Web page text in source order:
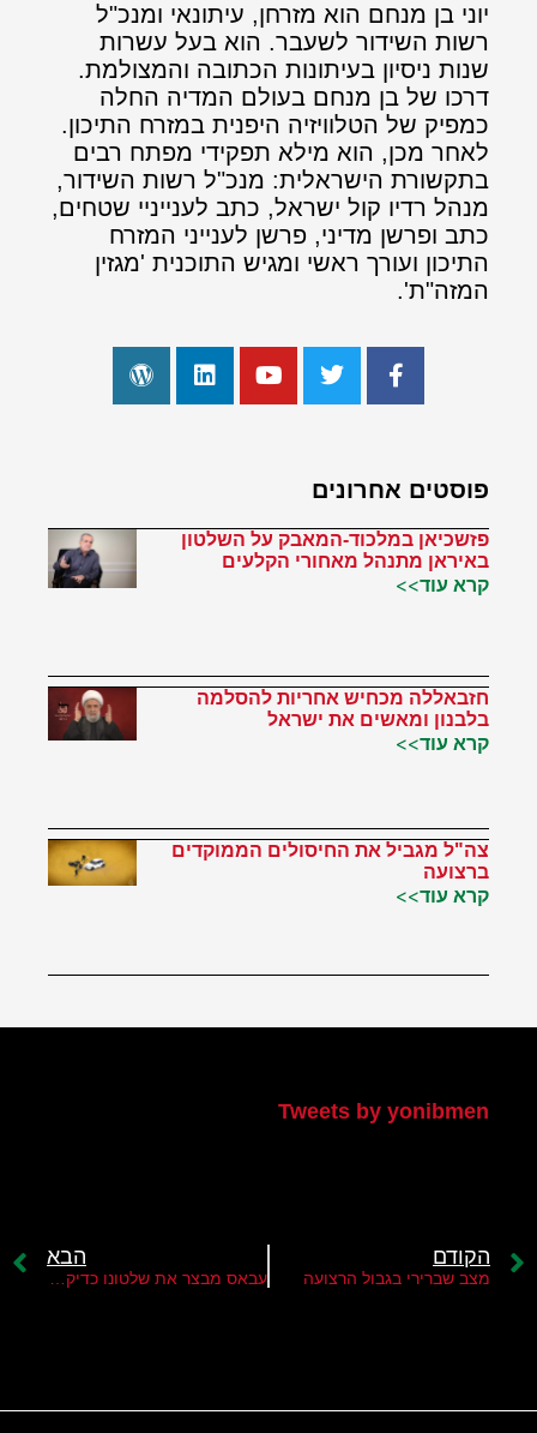
יוני בן מנחם הוא מזרחן, עיתונאי ומנכ"ל
רשות השידור לשעבר. הוא בעל עשרות
שנות ניסיון בעיתונות הכתובה והמצולמת.
דרכו של בן מנחם בעולם המדיה החלה
כמפיק של הטלוויזיה היפנית במזרח התיכון.
לאחר מכן, הוא מילא תפקידי מפתח רבים
בתקשורת הישראלית: מנכ"ל רשות השידור,
מנהל רדיו קול ישראל, כתב לענייניי שטחים,
כתב ופרשן מדיני, פרשן לענייני המזרח
התיכון ועורך ראשי ומגיש התוכנית 'מגזין
המזה"ת'.
פוסטים אחרונים
פזשכיאן במלכוד-המאבק על השלטון
באיראן מתנהל מאחורי הקלעים
קרא עוד>>
חזבאללה מכחיש אחריות להסלמה
בלבנון ומאשים את ישראל
קרא עוד>>
צה"ל מגביל את החיסולים הממוקדים
ברצועה
קרא עוד>>
Tweets by yonibmen
הקודם
מצב שברירי בגבול הרצועה
הבא